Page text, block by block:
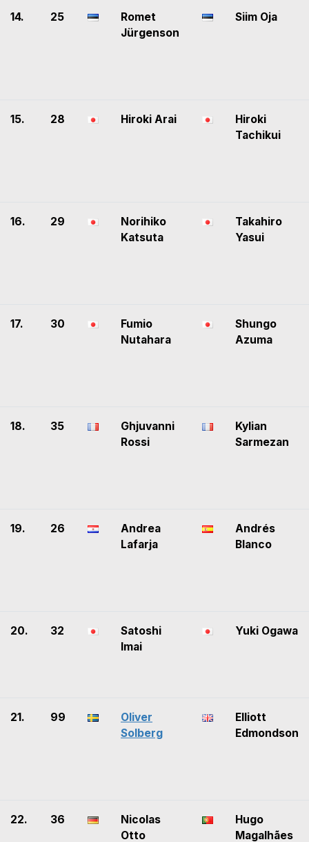
14. 25
Romet
Jürgenson
Siim Oja
15. 28 Hiroki Arai
Hiroki
Tachikui
16. 29
Norihiko
Katsuta
Takahiro
Yasui
17. 30
Fumio
Nutahara
Shungo
Azuma
18. 35
Ghjuvanni
Rossi
Kylian
Sarmezan
19. 26
Andrea
Lafarja
Andrés
Blanco
20. 32
Satoshi
Imai
Yuki Ogawa
21. 99
Oliver
Solberg
Elliott
Edmondson
22. 36
Nicolas
Otto
Hugo
Magalhães